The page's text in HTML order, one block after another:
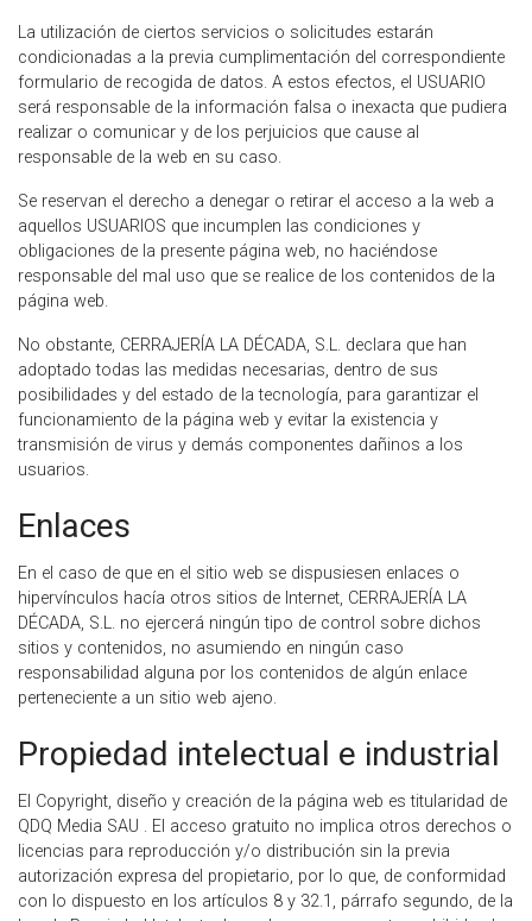
La utilización de ciertos servicios o solicitudes estarán
condicionadas a la previa cumplimentación del correspondiente
formulario de recogida de datos. A estos efectos, el USUARIO
será responsable de la información falsa o inexacta que pudiera
realizar o comunicar y de los perjuicios que cause al
responsable de la web en su caso.
Se reservan el derecho a denegar o retirar el acceso a la web a
aquellos USUARIOS que incumplen las condiciones y
obligaciones de la presente página web, no haciéndose
responsable del mal uso que se realice de los contenidos de la
página web.
No obstante, CERRAJERÍA LA DÉCADA, S.L. declara que han
adoptado todas las medidas necesarias, dentro de sus
posibilidades y del estado de la tecnología, para garantizar el
funcionamiento de la página web y evitar la existencia y
transmisión de virus y demás componentes dañinos a los
usuarios.
Enlaces
En el caso de que en el sitio web se dispusiesen enlaces o
hipervínculos hacía otros sitios de Internet, CERRAJERÍA LA
DÉCADA, S.L. no ejercerá ningún tipo de control sobre dichos
sitios y contenidos, no asumiendo en ningún caso
responsabilidad alguna por los contenidos de algún enlace
perteneciente a un sitio web ajeno.
Propiedad intelectual e industrial
El Copyright, diseño y creación de la página web es titularidad de
QDQ Media SAU . El acceso gratuito no implica otros derechos o
licencias para reproducción y/o distribución sin la previa
autorización expresa del propietario, por lo que, de conformidad
con lo dispuesto en los artículos 8 y 32.1, párrafo segundo, de la